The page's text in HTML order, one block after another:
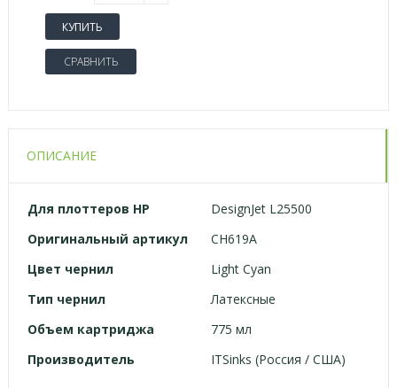
КУПИТЬ
СРАВНИТЬ
ОПИСАНИЕ
Для плоттеров HP
DesignJet L25500
Оригинальный артикул
CH619A
Цвет чернил
Light Cyan
Тип чернил
Латексные
Объем картриджа
775 мл
Производитель
ITSinks (Россия / США)